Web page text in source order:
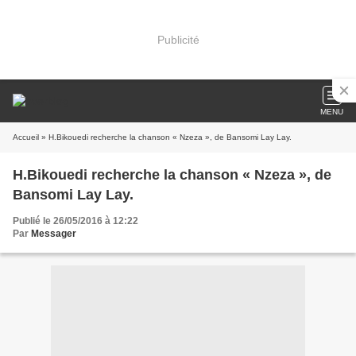
Publicité
MENU
Accueil » H.Bikouedi recherche la chanson « Nzeza », de Bansomi Lay Lay.
H.Bikouedi recherche la chanson « Nzeza », de
Bansomi Lay Lay.
Publié le 26/05/2016 à 12:22
Par Messager